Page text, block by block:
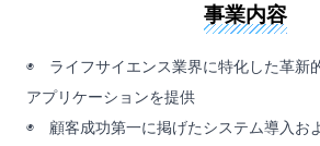
事業内容
◉ ライフサイエンス業界に特化した革新
アプリケーションを提供
◉ 顧客成功第一に掲げたシステム導入お